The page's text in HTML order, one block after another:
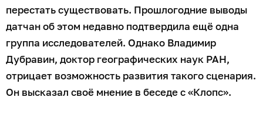
перестать существовать. Прошлогодние выводы
датчан об этом недавно подтвердила ещё одна
группа исследователей. Однако Владимир
Дубравин, доктор географических наук РАН,
отрицает возможность развития такого сценария.
Он высказал своё мнение в беседе с «Клопс».